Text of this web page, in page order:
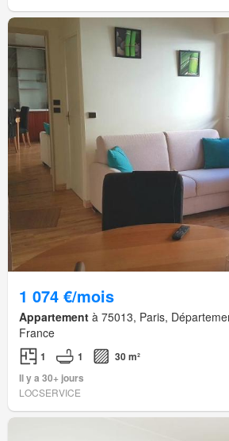
1 074 €/mois
Appartement à 75013, Paris,
France
1 1
30 m²
Il y a 30+ jours
LOCSERVICE